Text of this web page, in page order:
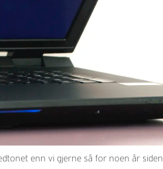
enn vi gjerne så for noen år siden.